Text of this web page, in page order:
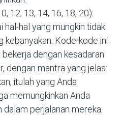
12, 13, 14, 16, 18, 20):
hal yang mungkin tidak
kebanyakan. Kode-kode ini
dengan kesadaran
dengan mantra yang jelas:
itulah yang Anda
memungkinkan Anda
perjalanan mereka.